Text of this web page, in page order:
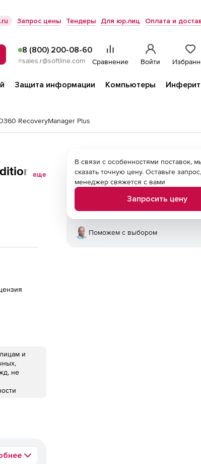
Запрос цены Тендеры Для юр.лиц Оплата и
8 (800) 200-08-60
sales.r@softline.com Сравнение Войти
Защита информации Компьютеры Инферит
RecoveryManager Plus
еще
и
не
В связи с особенностями поставок,
сказать точную цену. Оставьте
менеджер свяжется с вами
Запросить цену
Поможем с выбором